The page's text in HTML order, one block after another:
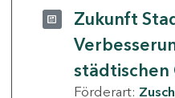
Zukunft
städtischen
Förderart: